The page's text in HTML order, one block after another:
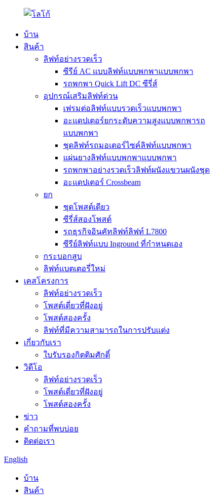
บ้าน
สินค้า
ลิฟท์อย่างรวดเร็ว
ซีรีย์ AC แบบลิฟท์แบบพกพาแบบพกพา
รถพกพา Quick Lift DC ซีรี่ส์
อุปกรณ์เสริมลิฟท์ด่วน
เฟรมต่อลิฟท์แบบรวดเร็วแบบพกพา
อะแดปเตอร์ยกระดับความสูงแบบพกพารถ
แบบพกพา
ชุดลิฟท์รถมอเตอร์ไซค์ลิฟท์แบบพกพา
แผ่นยางลิฟท์แบบพกพาแบบพกพา
รถพกพาอย่างรวดเร็วลิฟท์ผนังแขวนผนังชุด
อะแดปเตอร์ Crossbeam
ยก
ชุดโพสต์เดียว
ซีรี่ส์สองโพสต์
รถธุรกิจอินคัทลิฟท์ลิฟท์ L7800
ซีรีย์ลิฟท์แบบ Inground ที่กำหนดเอง
กระบอกสูบ
ลิฟท์แบตเตอรี่ใหม่
เคสโครงการ
ลิฟท์อย่างรวดเร็ว
โพสต์เดี่ยวที่ฝังอยู่
โพสต์สองครั้ง
ลิฟท์ที่มีความสามารถในการปรับแต่ง
เกี่ยวกับเรา
ใบรับรองกิตติมศักดิ์
วิดีโอ
ลิฟท์อย่างรวดเร็ว
โพสต์เดี่ยวที่ฝังอยู่
โพสต์สองครั้ง
ข่าว
คำถามที่พบบ่อย
ติดต่อเรา
English
บ้าน
สินค้า